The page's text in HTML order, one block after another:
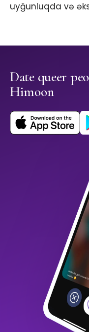
uyğunluqda və
Date queer
Himoon